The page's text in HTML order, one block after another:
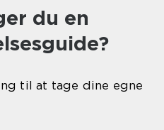
du en
til at tage dine egne